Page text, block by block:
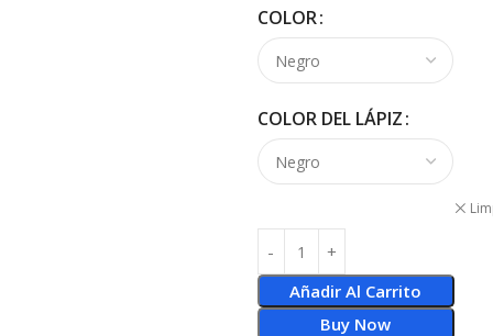
COLOR
COLOR DEL LÁPIZ
Añadir Al Carrito
Buy Now